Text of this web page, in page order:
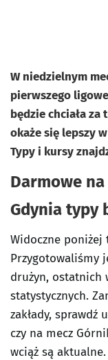
W niedzielnym
pierwszego
będzie chciała
okaże się lepszy
Typy i kursy
Darmowe
Gdynia typy
Widoczne poniżej
Przygotowaliśmy
drużyn, ostatnich
statystycznych.
zakłady, sprawdź
czy na mecz
wciąż są aktualne.